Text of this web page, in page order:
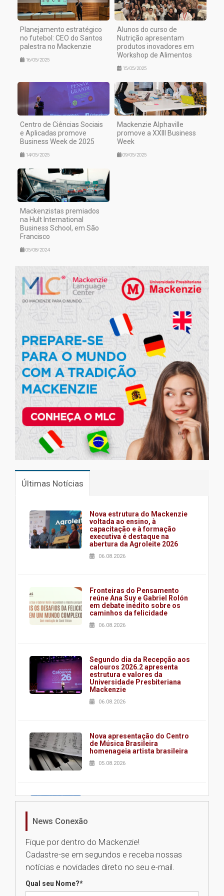
Planejamento estratégico
no futebol: CEO do Santos
palestra no Mackenzie
16/05/2025
Alunos do curso de
Nutrição apresentam
produtos inovadores em
Workshop de Alimentos
15/05/2025
Centro de Ciências Sociais
e Aplicadas promove
Business Week de 2025
14/05/2025
Mackenzie Alphaville
promove a XXIII Business
Week
09/05/2025
Mackenzistas premiados
na Hult International
Business School, em São
Francisco
05/08/2024
Últimas Notícias
Nova estrutura do Mackenzie
voltada ao ensino, à
capacitação e à formação
executiva é destaque na
abertura da Agroleite 2026
06.08.2026
Fronteiras do Pensamento
reúne Ana Suy e Gabriel Rolón
em debate inédito sobre os
caminhos da felicidade
06.08.2026
Segundo dia da Recepção aos
calouros 2026.2 apresenta
estrutura e valores da
Universidade Presbiteriana
Mackenzie
06.08.2026
Nova apresentação do Centro
de Música Brasileira
homenageia artista brasileira
05.08.2026
Universidade Mackenzie
Seminário discute desafios
das novas tecnologias em
News Conexão
Fique por dentro do Mackenzie!
Cadastre-se em segundos e receba nossas
notícias e novidades direto no seu e-mail.
Qual seu Nome?*